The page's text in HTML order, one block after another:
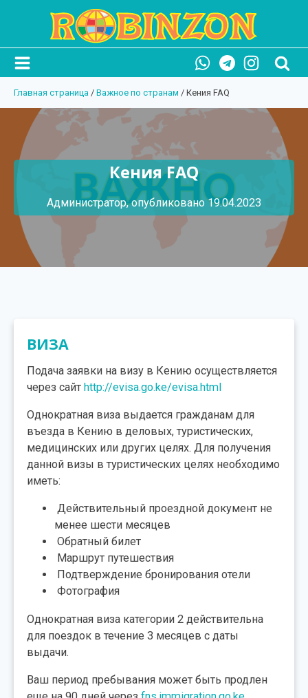
Главная страница / Важное по странам / Кения FAQ
Кения FAQ
Администратор, опубликовано19.04.2023
ВИЗА
Подача заявки на визу в Кению осуществляется
через сайтhttp://evisa.go.ke/evisa.html
Однократная виза выдается гражданам для
въезда в Кению в деловых, туристических,
медицинских или других целях. Для получения
данной визы в туристических целях необходимо
иметь:
Действительный проездной документ не
менее шести месяцев
Обратный билет
Маршрут путешествия
Подтверждение бронирования отели
Фотография
Однократная виза категории 2 действительна
для поездок в течение 3 месяцев с даты
выдачи.
Ваш период пребывания может быть продлен